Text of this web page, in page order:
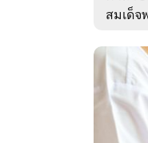
สมเด็